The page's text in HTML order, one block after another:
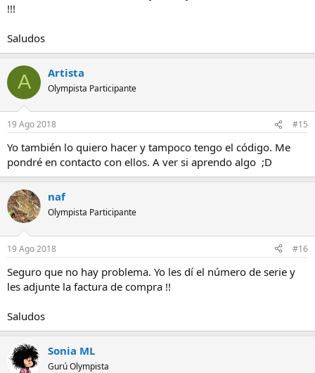
!!!
Saludos
A Artista
Olympista Participante
19 Ago 2018 #15
Yo también lo quiero hacer y tampoco tengo el código. Me
pondré en contacto con ellos. A ver si aprendo algo ;D
naf
Olympista Participante
19 Ago 2018 #16
Seguro que no hay problema. Yo les dí el número de serie y
les adjunte la factura de compra !!
Saludos
Sonia ML
Gurú Olympista